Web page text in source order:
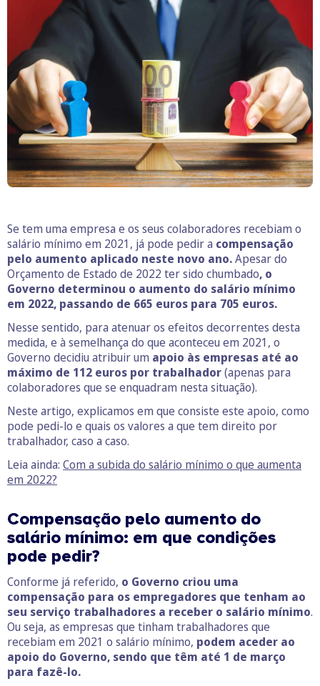
Se tem uma empresa e os seus colaboradores recebiam o
salário mínimo em 2021, já pode pedir a compensação
pelo aumento aplicado neste novo ano.Apesar do
Orçamento de Estado de 2022 ter sido chumbado, o
Governo determinou o aumento do salário mínimo
em 2022, passando de 665 euros para 705 euros.
Nesse sentido, para atenuar os efeitos decorrentes desta
medida, e à semelhança do que aconteceu em 2021, o
Governo decidiu atribuir um apoio às empresas até ao
máximo de 112 euros por trabalhador(apenas para
colaboradores que se enquadram nesta situação).
Neste artigo, explicamos em que consiste este apoio, como
pode pedi-lo e quais os valores a que tem direito por
trabalhador, caso a caso.
Leia ainda: Com a subida do salário mínimo o que aumenta
em 2022?
Compensação pelo aumento do
salário mínimo: em que condições
pode pedir?
Conforme já referido, o Governo criou uma
compensação para os empregadores que tenham ao
seu serviço trabalhadores a receber o salário mínimo.
Ou seja, as empresas que tinham trabalhadores que
recebiam em 2021 o salário mínimo, podem aceder ao
apoio do Governo, sendo que têm até 1 de março
para fazê-lo.